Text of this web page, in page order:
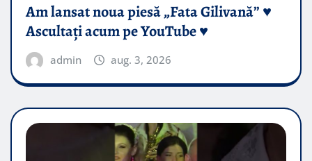
Am lansat noua piesă „Fata Gilivană” ♥️
Ascultați acum pe YouTube ♥️
admin aug. 3, 2026